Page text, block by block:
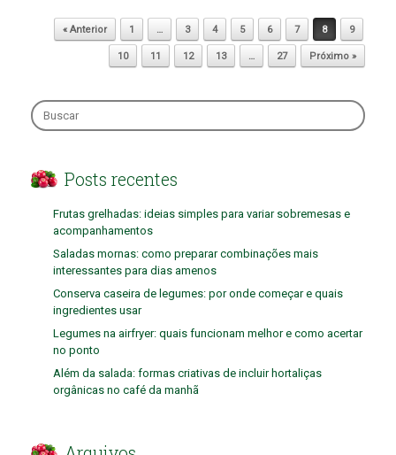
Post navigation
« Anterior 1 … 3 4 5 6 7 8 9
10 11 12 13 … 27 Próximo »
Search
for:
Posts recentes
Frutas grelhadas: ideias simples para variar sobremesas e
acompanhamentos
Saladas mornas: como preparar combinações mais
interessantes para dias amenos
Conserva caseira de legumes: por onde começar e quais
ingredientes usar
Legumes na airfryer: quais funcionam melhor e como acertar
no ponto
Além da salada: formas criativas de incluir hortaliças
orgânicas no café da manhã